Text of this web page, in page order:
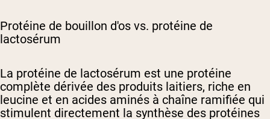
Protéine de bouillon d'os vs. protéine de
lactosérum
La protéine de lactosérum est une protéine
complète dérivée des produits laitiers, riche en
leucine et en acides aminés à chaîne ramifiée qui
stimulent directement la synthèse des protéines